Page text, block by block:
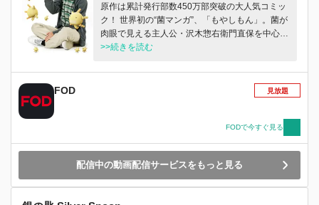
原作は累計発行部数450万部突破の大人気コミッ
ク！ 世界初の“菌マンガ”、「もやしもん」。菌が
肉眼で見える主人公・沢木惣右衛門直保を中心
に、 個性的すぎるキャラクターとかわいらしい
を呼び、第12 回手塚治虫文化賞マンガ大賞、第
32 回講談社漫画賞、平成20 年度醤油文化賞を受
賞しました。 2007 年にはフジテレビ“ノイタミ
マ化！しかも原作者・石川雅之自らが一部脚本を
手がけたオリジナルストーリーも展開します！
>>続きを読む
FOD 見放題
FODで今すぐ見る
配信中の動画配信サービスをもっと見る